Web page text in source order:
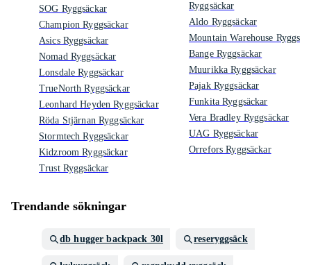
SOG Ryggsäckar
Champion Ryggsäckar
Asics Ryggsäckar
Nomad Ryggsäckar
Lonsdale Ryggsäckar
TrueNorth Ryggsäckar
Leonhard Heyden Ryggsäckar
Röda Stjärnan Ryggsäckar
Stormtech Ryggsäckar
Kidzroom Ryggsäckar
Trust Ryggsäckar
Ryggsäckar
Aldo Ryggsäckar
Mountain Warehouse
Bange Ryggsäckar
Muurikka Ryggsäckar
Pajak Ryggsäckar
Funkita Ryggsäckar
Vera Bradley Ryggsäckar
UAG Ryggsäckar
Orrefors Ryggsäckar
Trendande sökningar
db hugger backpack 30l reseryggsäck